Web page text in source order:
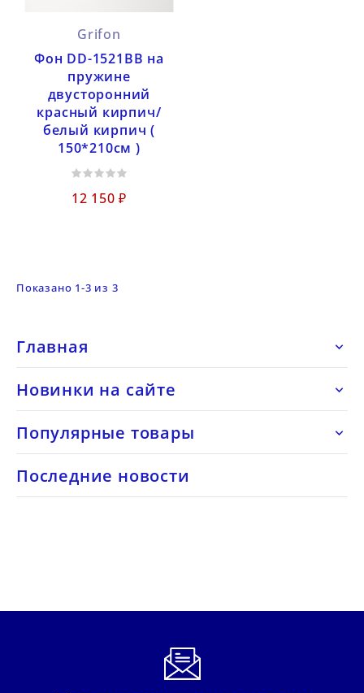
Grifon
Фон DD-1521BB на
пружине
двусторонний
красный кирпич/
белый кирпич (
150*210cм )
12 150 ₽
Показано 1-3 из 3
Главная 
Новинки на сайте 
Популярные товары 
Последние новости